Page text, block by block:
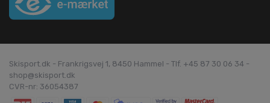
Skisport.dk - Frankrigsvej 1, 8450 Hammel - Tlf. +45 87 30 06 34 -
shop@skisport.dk
CVR-nr: 36054387